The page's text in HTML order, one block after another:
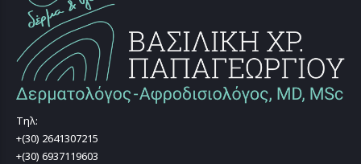
Τηλ:
+(30) 2641307215
+(30) 6937119603